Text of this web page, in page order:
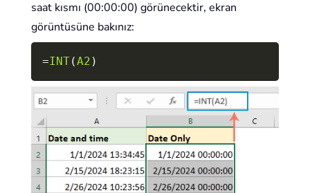
saat kısmı (00:00:00) görünecektir, ekran
görüntüsüne bakınız:
=INT(A2 )